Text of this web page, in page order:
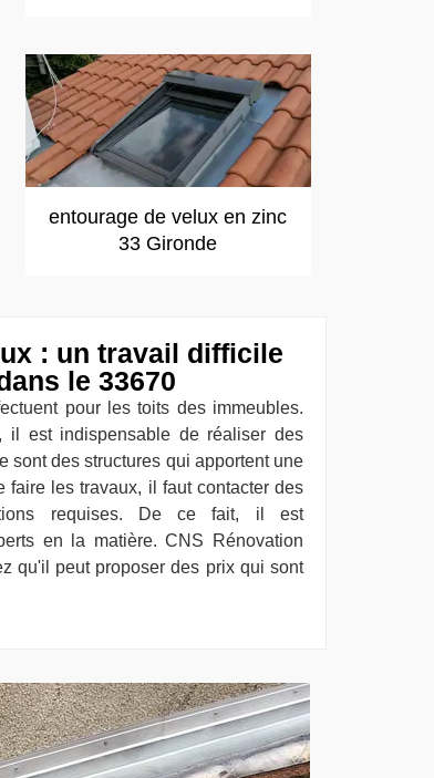
entourage de velux en zinc
33 Gironde
: un travail difficile
le 33670
pour les toits des immeubles.
il est indispensable de réaliser des
sont des structures qui apportent une
les travaux, il faut contacter des
requises. De ce fait, il est
en la matière. CNS Rénovation
qu'il peut proposer des prix qui sont